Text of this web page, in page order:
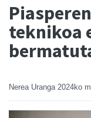
teknikoa
Nerea Uranga 2024ko